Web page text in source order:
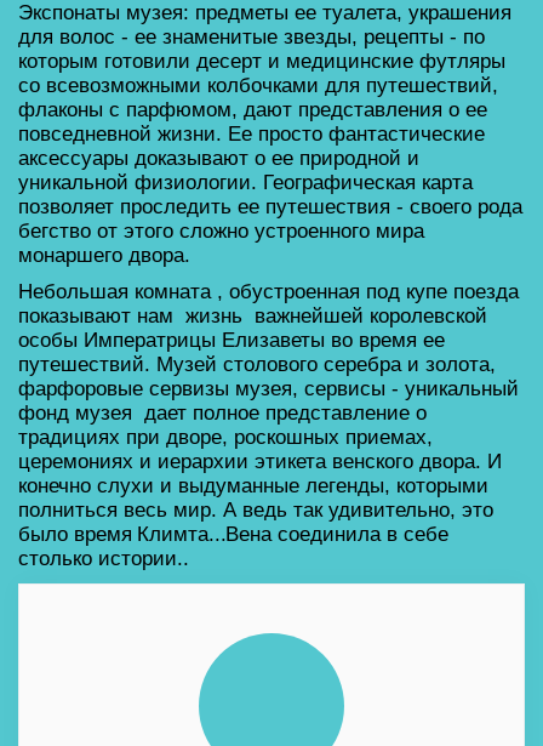
Экспонаты музея: предметы ее туалета, украшения
для волос - ее знаменитые звезды, рецепты - по
которым готовили десерт и медицинские футляры
со всевозможными колбочками для путешествий,
флаконы с парфюмом, дают представления о ее
повседневной жизни. Ее просто фантастические
аксессуары доказывают о ее природной и
уникальной физиологии. Географическая карта
позволяет проследить ее путешествия - своего рода
бегство от этого сложно устроенного мира
монаршего двора.
Небольшая комната , обустроенная под купе поезда
показывают нам  жизнь  важнейшей королевской
особы Императрицы Елизаветы во время ее
путешествий. Музей столового серебра и золота,
фарфоровые сервизы музея, сервисы - уникальный
фонд музея  дает полное представление о
традициях при дворе, роскошных приемах,
церемониях и иерархии этикета венского двора. И
конечно слухи и выдуманные легенды, которыми
полниться весь мир. А ведь так удивительно, это
было время Климта...Вена соединила в себе
столько истории..